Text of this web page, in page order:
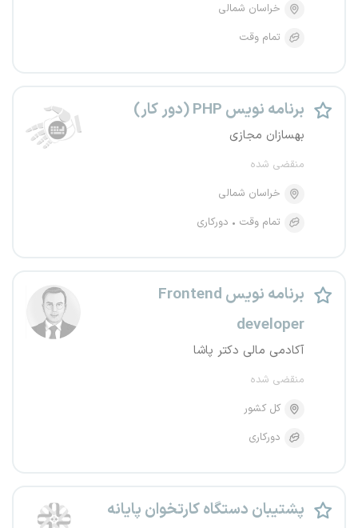
خراسان شمالی
تمام وقت
برنامه نویس PHP (دور کار)
بهسازان مجازی
منقضی شده
خراسان شمالی
تمام وقت
دورکاری
برنامه نویس Frontend
developer
آکادمی مالی دکتر پاشا
منقضی شده
کل کشور
دورکاری
پشتیبان دستگاه کارتخوان پایانه